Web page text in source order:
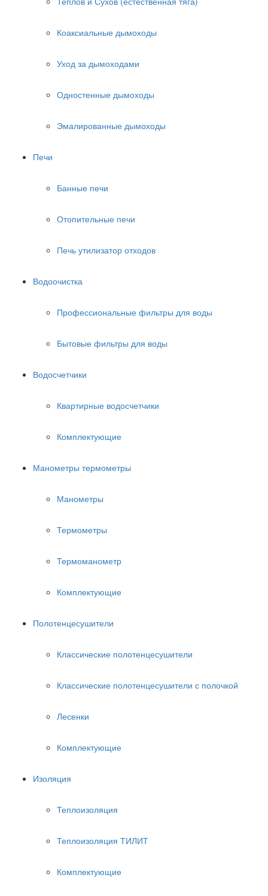
Коаксиальные дымоходы
Уход за дымоходами
Одностенные дымоходы
Эмалированные дымоходы
Печи
Банные печи
Отопительные печи
Печь утилизатор отходов
Водоочистка
Профессиональные фильтры для воды
Бытовые фильтры для воды
Водосчетчики
Квартирные водосчетчики
Комплектующие
Манометры термометры
Манометры
Термометры
Термоманометр
Комплектующие
Полотенцесушители
Классические полотенцесушители
Классические полотенцесушители с полочкой
Лесенки
Комплектующие
Изоляция
Теплоизоляция
Теплоизоляция ТИЛИТ
Комплектующие